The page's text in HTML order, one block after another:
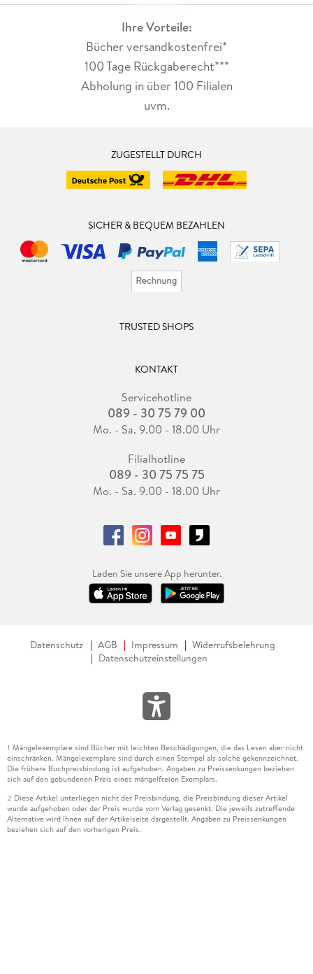
Ihre Vorteile:
Bücher versandkostenfrei*
100 Tage Rückgaberecht***
Abholung in über 100 Filialen
uvm.
ZUGESTELLT DURCH
SICHER & BEQUEM BEZAHLEN
TRUSTED SHOPS
KONTAKT
Servicehotline
089 - 30 75 79 00
Mo. - Sa. 9.00 - 18.00 Uhr
Filialhotline
089 - 30 75 75 75
Mo. - Sa. 9.00 - 18.00 Uhr
Laden Sie unsere App herunter.
Datenschutz AGB Impressum
Widerrufsbelehrung
Datenschutzeinstellungen
1 Mängelexemplare sind Bücher mit leichten Beschädigungen, die das Lesen aber nicht
einschränken. Mängelexemplare sind durch einen Stempel als solche gekennzeichnet.
Die frühere Buchpreisbindung ist aufgehoben. Angaben zu Preissenkungen beziehen
sich auf den gebundenen Preis eines mangelfreien Exemplars.
2 Diese Artikel unterliegen nicht der Preisbindung, die Preisbindung dieser Artikel
wurde aufgehoben oder der Preis wurde vom Verlag gesenkt. Die jeweils zutreffende
Alternative wird Ihnen auf der Artikelseite dargestellt. Angaben zu Preissenkungen
beziehen sich auf den vorherigen Preis.